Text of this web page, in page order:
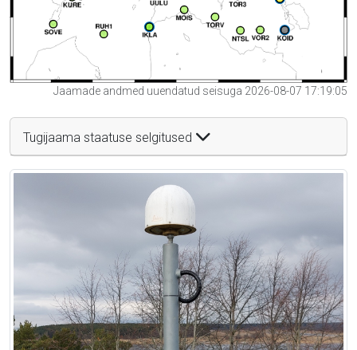
Jaamade andmed uuendatud seisuga 2026-08-07 17:19:05
Tugijaama staatuse selgitused